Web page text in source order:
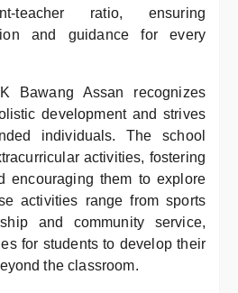
teacher ratio, ensuring
and guidance for every
Bawang Assan recognizes
development and strives
individuals. The school
activities, fostering
encouraging them to explore
activities range from sports
and community service,
for students to develop their
the classroom.